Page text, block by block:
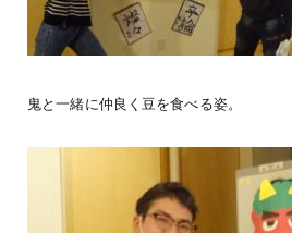
鬼と一緒に仲良く豆を食べる姿。